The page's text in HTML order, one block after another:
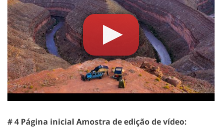
# 4 Página inicial Amostra de edição de vídeo: